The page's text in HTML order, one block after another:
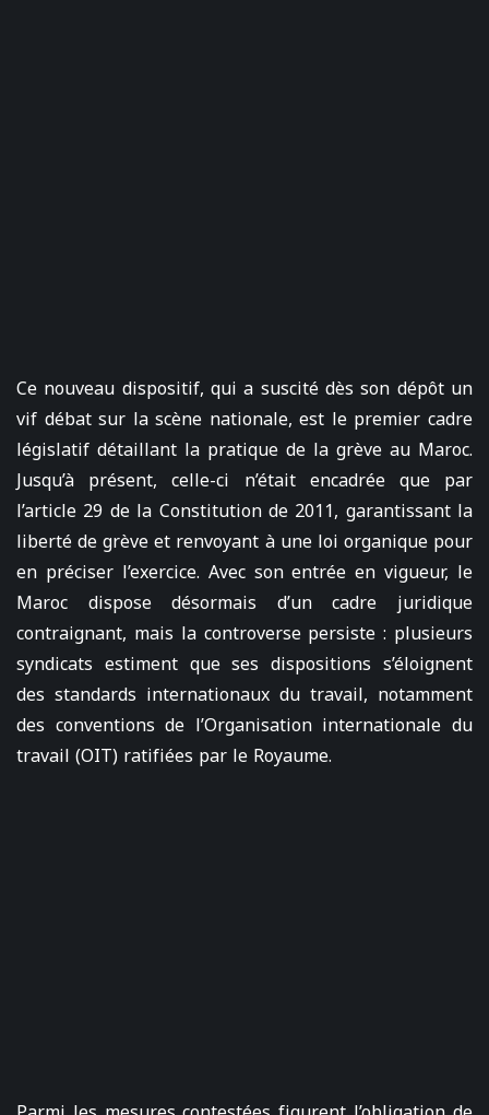
Ce nouveau dispositif, qui a suscité dès son dépôt un
vif débat sur la scène nationale, est le premier cadre
législatif détaillant la pratique de la grève au Maroc.
Jusqu’à présent, celle-ci n’était encadrée que par
l’article 29 de la Constitution de 2011, garantissant la
liberté de grève et renvoyant à une loi organique pour
en préciser l’exercice. Avec son entrée en vigueur, le
Maroc dispose désormais d’un cadre juridique
contraignant, mais la controverse persiste : plusieurs
syndicats estiment que ses dispositions s’éloignent
des standards internationaux du travail, notamment
des conventions de l’Organisation internationale du
travail (OIT) ratifiées par le Royaume.